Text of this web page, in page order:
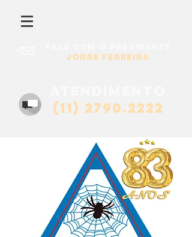
Jorge Ferreira
(11) 2790.2222